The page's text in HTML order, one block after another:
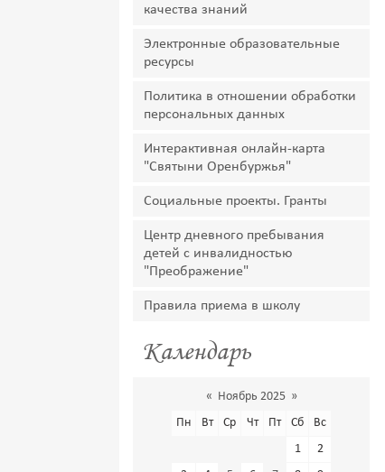
качества знаний
Электронные образовательные
ресурсы
Политика в отношении обработки
персональных данных
Интерактивная онлайн-карта
"Святыни Оренбуржья"
Социальные проекты. Гранты
Центр дневного пребывания
детей с инвалидностью
"Преображение"
Правила приема в школу
Календарь
« Ноябрь 2025 »
Пн
Вт Ср Чт Пт Сб
Вс
1
2